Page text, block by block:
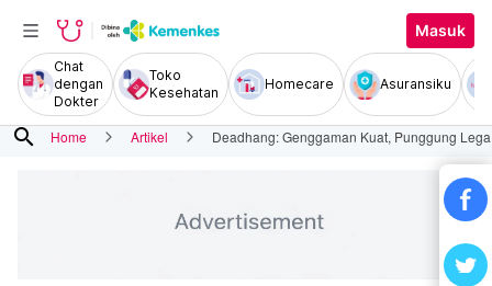
Masuk
Chat
dengan
Dokter
Toko
Kesehatan
Homecare Asuransiku
search Home Artikel Deadhang: Genggaman Kuat, Punggung